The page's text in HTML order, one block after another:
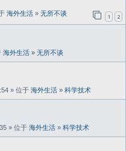
1 2
海外生活 » 无所不谈
海外生活 » 无所不谈
» 位于 海外生活 » 科学技术
» 位于 海外生活 » 科学技术